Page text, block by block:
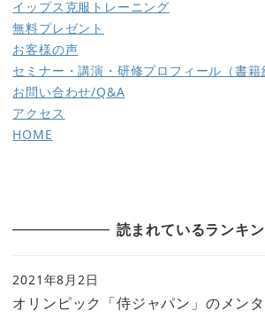
イップス克服トレーニング
無料プレゼント
お客様の声
セミナー・講演・研修プロフィール（書籍
お問い合わせ/Q&A
アクセス
HOME
読まれているランキ
オリンピック「侍ジャパン」のメン
2021年8月2日